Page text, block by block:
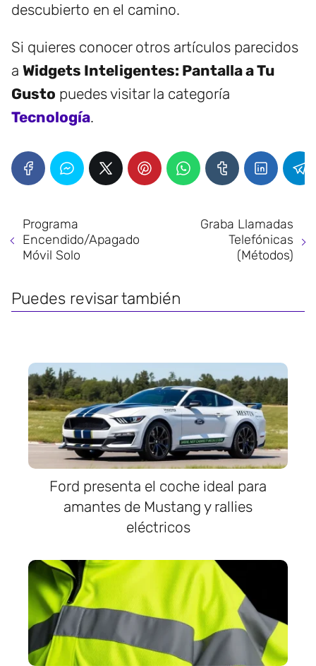
descubierto en el camino.
Si quieres conocer otros artículos parecidos
a Widgets Inteligentes: Pantalla a Tu
Gusto puedes visitar la categoría
Tecnología.
Programa
Encendido/Apagado
Móvil Solo
Graba Llamadas
Telefónicas
(Métodos)
Puedes revisar también
Ford presenta el coche ideal para
amantes de Mustang y rallies
eléctricos